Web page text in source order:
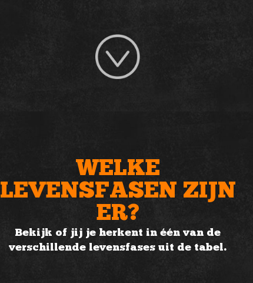
WELKE
LEVENSFASEN ZIJN
ER?
Bekijk of jij je herkent in één van de
verschillende levensfases uit de tabel.